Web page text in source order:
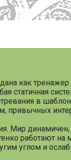
как
статичная
в
привычных
Мир динамичен,
работают на
углом и